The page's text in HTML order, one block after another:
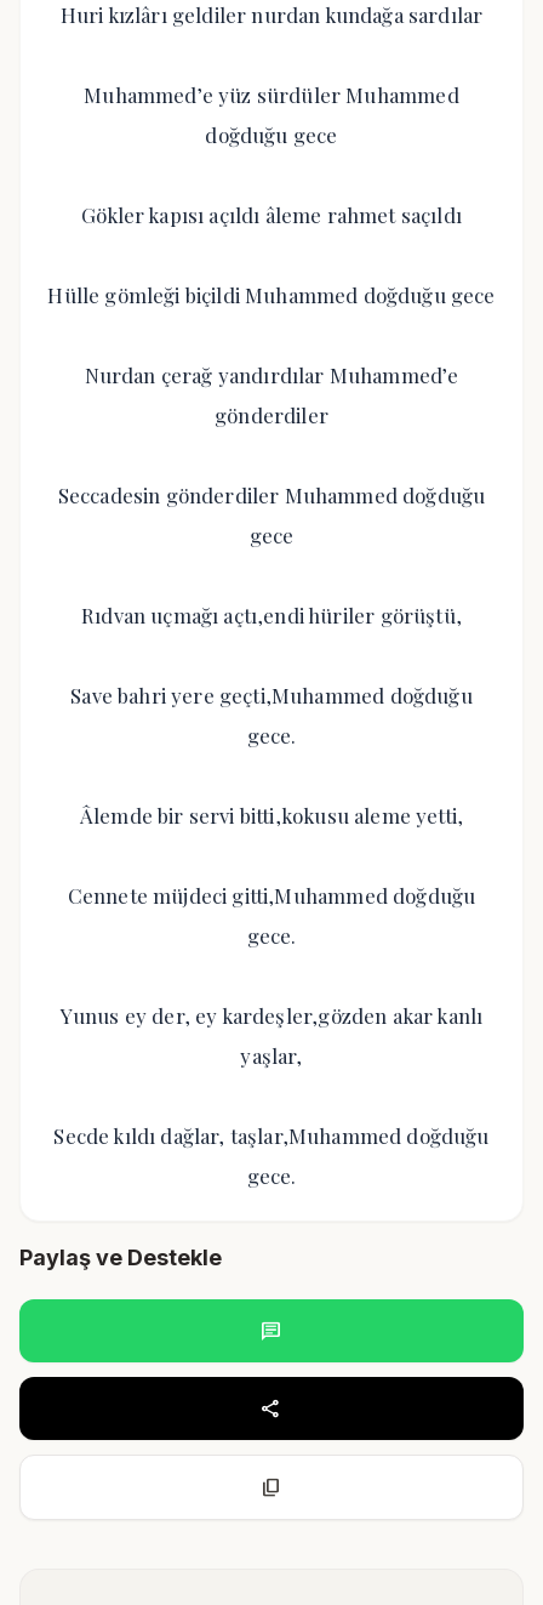
Huri kızlârı geldiler nurdan kundağa sardılar
Muhammed’e yüz sürdüler Muhammed
doğduğu gece
Gökler kapısı açıldı âleme rahmet saçıldı
Hülle gömleği biçildi Muhammed doğduğu gece
Nurdan çerağ yandırdılar Muhammed’e
gönderdiler
Seccadesin gönderdiler Muhammed doğduğu
gece
Rıdvan uçmağı açtı,endi hüriler görüştü,
Save bahri yere geçti,Muhammed doğduğu
gece.
Âlemde bir servi bitti,kokusu aleme yetti,
Cennete müjdeci gitti,Muhammed doğduğu
gece.
Yunus ey der, ey kardeşler,gözden akar kanlı
yaşlar,
Secde kıldı dağlar, taşlar,Muhammed doğduğu
gece.
Paylaş ve Destekle
chat
share
content_copy